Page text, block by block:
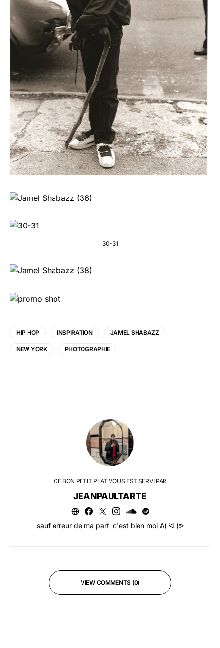
30-31
HIP HOP INSPIRATION JAMEL SHABAZZ
NEW YORK PHOTOGRAPHIE
CE BON PETIT PLAT VOUS EST SERVI PAR
JEANPAULTARTE
sauf erreur de ma part, c'est bien moi ᕕ( ᐛ )ᕗ
VIEW COMMENTS (0)